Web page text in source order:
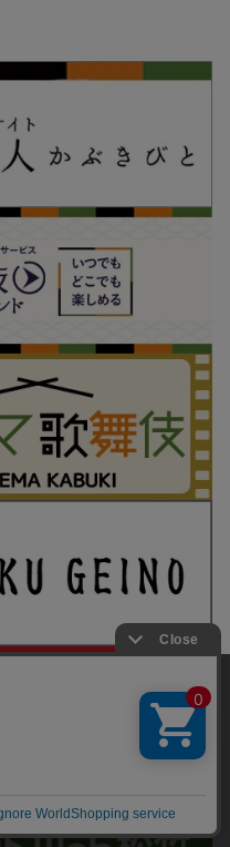
ンテンツの最適な提供、ト
を使用しています。
の利用に同意したことも